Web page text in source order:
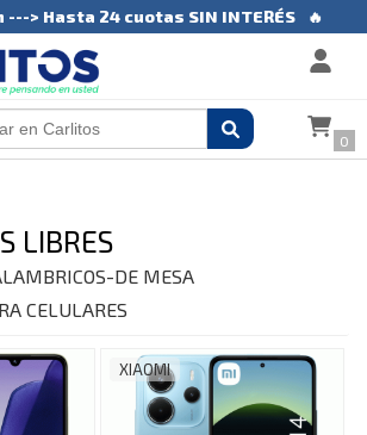
---> Hasta 24 cuotas SIN INTERÉS 🔥
0
LIBRES
DE MESA
CELULARES
XIAOMI